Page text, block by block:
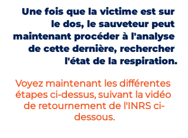
Une fois que la victime est sur
le dos, le sauveteur peut
maintenant procéder à l'analyse
de cette dernière, rechercher
l'état de la respiration.
Voyez maintenant les différentes
étapes ci-dessus, suivant la vidéo
de retournement de l'INRS ci-
dessous.